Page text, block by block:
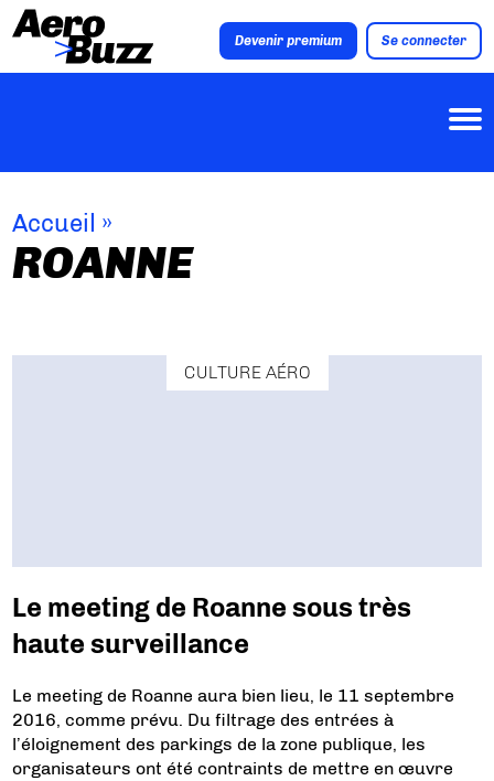
Devenir premium Se connecter
Accueil »
ROANNE
CULTURE AÉRO
Le meeting de Roanne sous très
haute surveillance
Le meeting de Roanne aura bien lieu, le 11 septembre
2016, comme prévu. Du filtrage des entrées à
l’éloignement des parkings de la zone publique, les
organisateurs ont été contraints de mettre en œuvre